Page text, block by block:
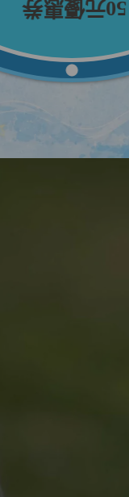
，以居家保養的方式